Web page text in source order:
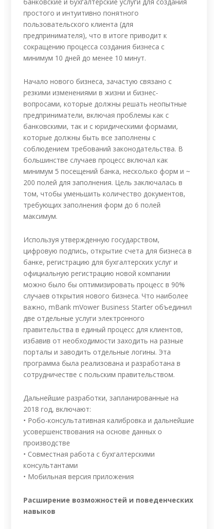
простого и интуитивно понятного
пользовательского клиента (для
предпринимателя), что в итоге приводит к
сокращению процесса создания бизнеса с
минимум 10 дней до менее 10 минут.
Начало нового бизнеса, зачастую связано с
резкими изменениями в жизни и бизнес-
вопросами, которые должны решать неопытные
предприниматели, включая проблемы как с
банковскими, так и с юридическими формами,
которые должны быть все заполнены с
соблюдением требований законодательства. В
большинстве случаев процесс включал как
минимум 5 посещений банка, несколько форм и ~
200 полей для заполнения. Цель заключалась в
том, чтобы уменьшить количество документов,
требующих заполнения форм до 6 полей
максимум.
Используя утвержденную государством,
цифровую подпись, открытие счета для бизнеса в
банке, регистрацию для бухгалтерских услуг и
официальную регистрацию новой компании
можно было бы оптимизировать процесс в 90%
случаев открытия нового бизнеса. Что наиболее
важно, mBank mVower Business Starter объединил
две отдельные услуги электронного
правительства в единый процесс для клиентов,
избавив от необходимости заходить на разные
порталы и заводить отдельные логины. Эта
программа была реализована и разработана в
сотрудничестве с польским правительством.
Дальнейшие разработки, запланированные на
2018 год, включают:
• Робо-консультативная калибровка и дальнейшие
усовершенствования на основе данных о
производстве
• Совместная работа с бухгалтерскими
консультантами
• Мобильная версия приложения
Расширение возможностей и поведенческих
навыков